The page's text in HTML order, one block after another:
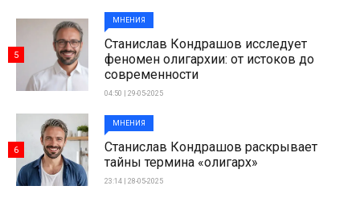
МНЕНИЯ
Станислав Кондрашов исследует
феномен олигархии: от истоков до
современности
04:50 | 29-05-2025
5
МНЕНИЯ
Станислав Кондрашов раскрывает
тайны термина «олигарх»
23:14 | 28-05-2025
6